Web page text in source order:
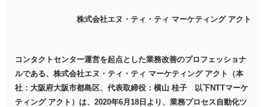
株式会社エヌ・ティ・ティ マーケティング アクト
コンタクトセンター運営を起点とした業務改善のプロフェッショナ
ルである、株式会社エヌ・ティ・ティ マーケティング アクト（本
社：大阪府大阪市都島区、代表取締役：横山 桂子 以下NTTマーケ
ティング アクト）は、2020年6月18日より、業務プロセス自動化ツ